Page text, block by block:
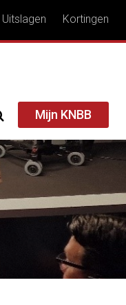
Uitslagen Kortingen
Mijn KNBB